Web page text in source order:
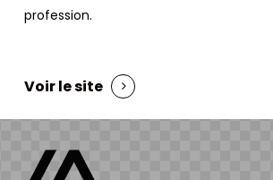
profession.
Voir le site